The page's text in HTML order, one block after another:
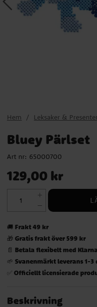
Hem Leksaker &
Bluey Pärlset
Art nr: 65000700
Pris:129,00 kr
129,00 kr
🚚 Frakt 49 kr
🎁 Gratis frakt över 599 kr
📄 Betala flexibelt med Klarna
🌱 Svanenmärkt leverans 1-3
✅ Officiellt licensierade
Beskrivning